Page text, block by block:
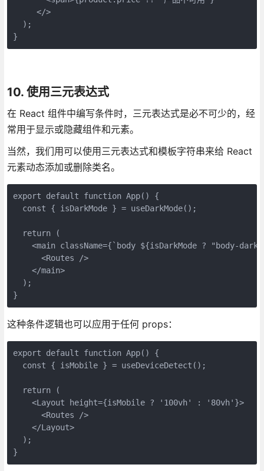
     </>
  );
}
10. 使用三元表达式
在 React 组件中编写条件时，三元表达式是必不可少的，经
常用于显示或隐藏组件和元素。
当然，我们用可以使用三元表达式和模板字符串来给 React
元素动态添加或删除类名。
export default function App() {
  const { isDarkMode } = useDarkMode();
  return (
<main className={`body ${isDarkMode ? "body-
      <Routes />
    </main>
  );
}
这种条件逻辑也可以应用于任何 props：
export default function App() {
  const { isMobile } = useDeviceDetect();
  return (
    <Layout height={isMobile ? '100vh' : '80vh'}>
      <Routes />
    </Layout>
  );
}